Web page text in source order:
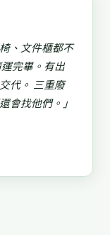
、文件櫃都不
完畢。有出
代。 三重廢
會找他們。」